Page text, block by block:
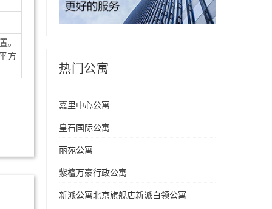
。
方
热门公寓
嘉里中心公寓
皇石国际公寓
丽苑公寓
紫檀万豪行政公寓
新派公寓北京旗舰店新派白领公寓